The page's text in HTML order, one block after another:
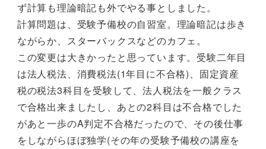
ず計算も理論暗記も外でやる事としました。
計算問題は、受験予備校の自習室。理論暗記は歩き
ながらか、スターバックスなどのカフェ。
この変更は大きかったと思っています。受験二年目
は法人税法、消費税法(1年目に不合格)、固定資産
税の税法3科目を受験して、法人税法を一般クラス
で合格出来ましたし、あとの2科目は不合格でした
があと一歩のA判定不合格だったので、その後仕事
をしながらほぼ独学(その年の受験予備校の講座を